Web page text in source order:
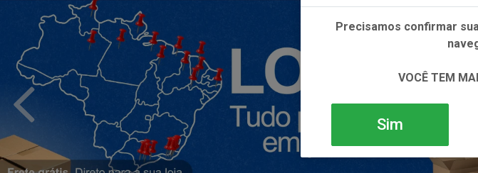
Precisamos confirmar
VOCÊ TEM
Sim